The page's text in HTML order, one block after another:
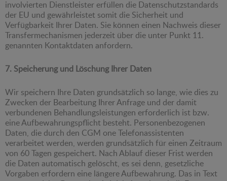
involvierten Dienstleister erfüllen die Datenschutzstandards
der EU und gewährleistet somit die Sicherheit und
Verfügbarkeit Ihrer Daten. Sie können einen Nachweis dieser
Transfermechanismen jederzeit über die unter Punkt 11.
genannten Kontaktdaten anfordern.
7. Speicherung und Löschung Ihrer Daten
Wir speichern Ihre Daten grundsätzlich so lange, wie dies zu
Zwecken der Bearbeitung Ihrer Anfrage und der damit
verbundenen Behandlungsleistungen erforderlich ist bzw.
eine Aufbewahrungspflicht besteht. Personenbezogenen
Daten, die durch den CGM one Telefonassistenten
verarbeitet werden, werden grundsätzlich für einen Zeitraum
von 60 Tagen gespeichert. Nach Ablauf dieser Frist werden
die Daten automatisch gelöscht, es sei denn, gesetzliche
Vorgaben erfordern eine längere Aufbewahrung. Das in Text